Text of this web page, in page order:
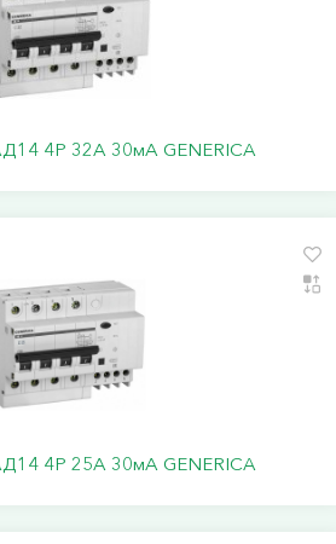
4Р 32А 30мА GENERICA
4Р 25А 30мА GENERICA